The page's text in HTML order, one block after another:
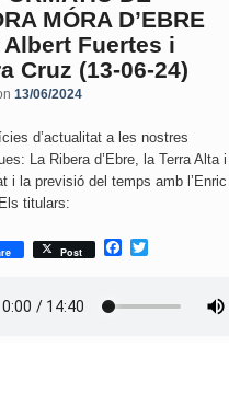
MÓRA D’EBRE
Albert Fuertes i
Cruz (13-06-24)
13/06/2024
d’actualitat a les nostres
La Ribera d’Ebre, la Terra Alta i
i la previsió del temps amb l’Enric
titulars:
Post
F
T